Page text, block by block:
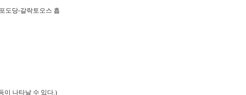
도당-갈락토오스 흡
이 나타날 수 있다.)